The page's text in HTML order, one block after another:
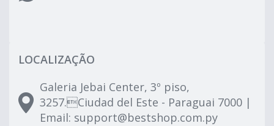
LOCALIZAÇÃO
Galeria Jebai Center, 3º piso,
3257.Ciudad del Este - Paraguai 7000 |
Email: support@bestshop.com.py